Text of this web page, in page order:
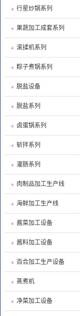
行星炒锅系列
果蔬加工成套系列
滚揉机系列
粽子煮锅系列
脱盐设备
脱盐系列
卤蛋锅系列
斩拌系列
灌肠系列
肉制品加工生产线
海鲜加工生产线
酱菜加工设备
酱料加工设备
百合加工生产设备
蒸煮机
净菜加工设备